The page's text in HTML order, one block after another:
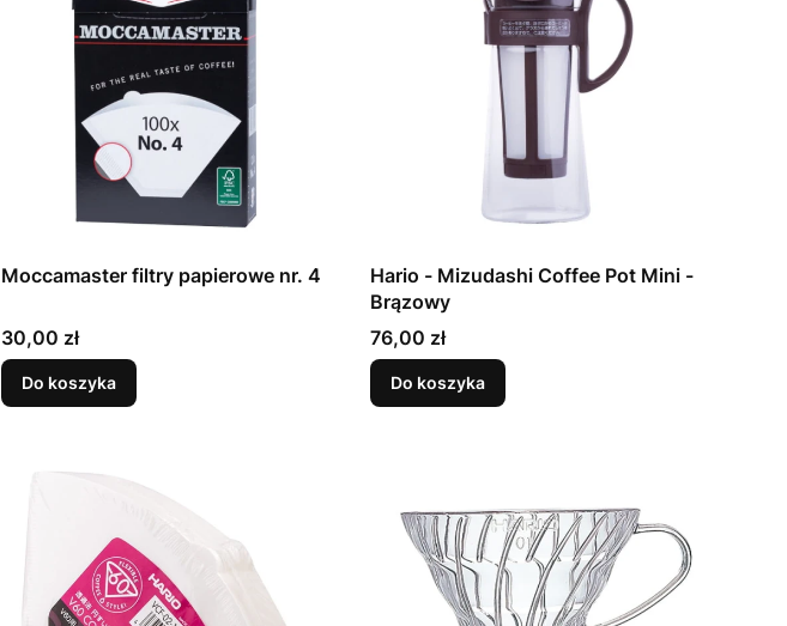
Moccamaster filtry papierowe nr. 4
Cena
30,00 zł
Do koszyka
Hario - Mizudashi Coffee Pot Mini -
Brązowy
Cena
76,00 zł
Do koszyka